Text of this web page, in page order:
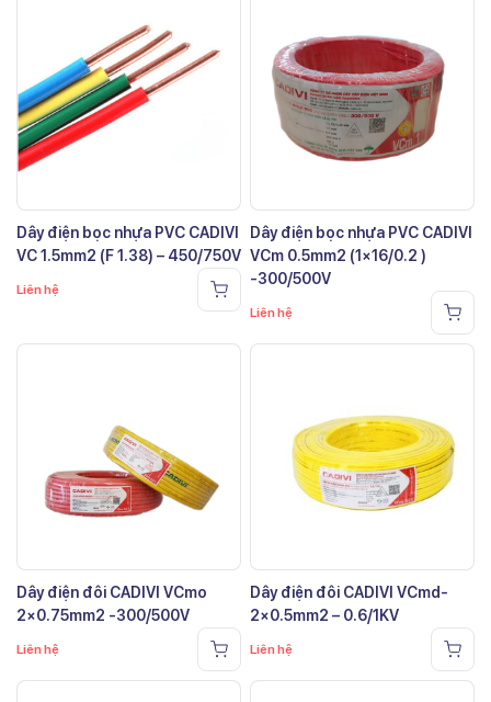
Dây điện bọc nhựa PVC CADIVI
VC 1.5mm2 (F 1.38) – 450/750V
Liên hệ
Dây điện bọc nhựa PVC CADIVI
VCm 0.5mm2 (1×16/0.2 )
-300/500V
Liên hệ
Dây điện đôi CADIVI VCmo
2×0.75mm2 -300/500V
Liên hệ
Dây điện đôi CADIVI VCmd-
2×0.5mm2 – 0.6/1KV
Liên hệ